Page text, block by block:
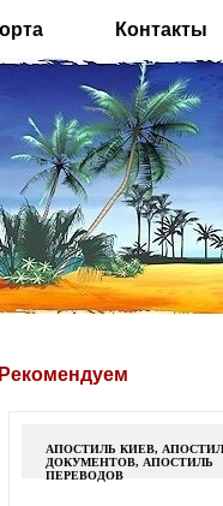
Контакты
Рекомендуем
АПОСТИЛЬ КИЕВ,
ДОКУМЕНТОВ, АПОСТИЛЬ
ПЕРЕВОДОВ